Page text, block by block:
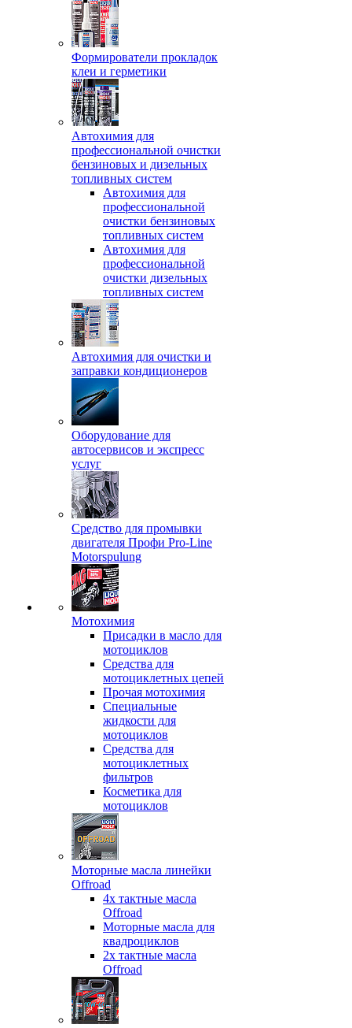
Формирователи прокладок
клеи и герметики
Автохимия для
профессиональной очистки
бензиновых и дизельных
топливных систем
Автохимия для
профессиональной
очистки бензиновых
топливных систем
Автохимия для
профессиональной
очистки дизельных
топливных систем
Автохимия для очистки и
заправки кондиционеров
Оборудование для
автосервисов и экспресс
услуг
Средство для промывки
двигателя Профи Pro-Line
Motorspulung
Мотохимия
Присадки в масло для
мотоциклов
Средства для
мотоциклетных цепей
Прочая мотохимия
Специальные
жидкости для
мотоциклов
Средства для
мотоциклетных
фильтров
Косметика для
мотоциклов
Моторные масла линейки
Offroad
4х тактные масла
Offroad
Моторные масла для
квадроциклов
2х тактные масла
Offroad